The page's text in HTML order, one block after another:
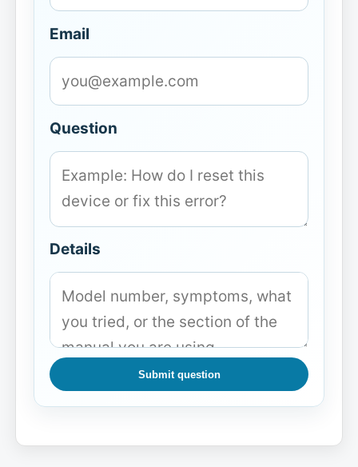
Email
Question
Details
Submit question